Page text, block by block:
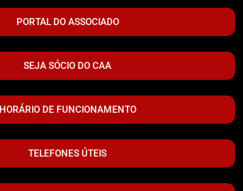
PORTAL DO ASSOCIADO
SEJA SÓCIO DO CAA
HORÁRIO DE FUNCIONAMENTO
TELEFONES ÚTEIS